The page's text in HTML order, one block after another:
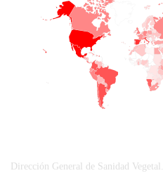
Dirección General de Sanidad Vegetal.